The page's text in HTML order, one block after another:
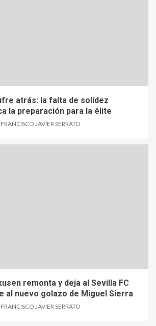
atrás: la falta de solidez
la preparación para la élite
FRANCISCO JAVIER SERRATO
remonta y deja al Sevilla FC
al nuevo golazo de Miguel Sierra
FRANCISCO JAVIER SERRATO